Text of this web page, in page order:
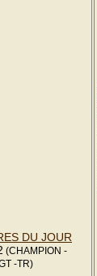
DU JOUR
(CHAMPION -
-TR)